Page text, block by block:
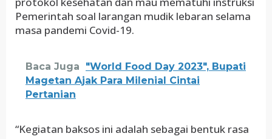
Pemerintah soal larangan mudik lebaran selama
masa pandemi Covid-19.
Baca Juga
"World Food Day 2023", Bupati
Magetan Ajak Para Milenial Cintai
Pertanian
“Kegiatan baksos ini adalah sebagai bentuk rasa